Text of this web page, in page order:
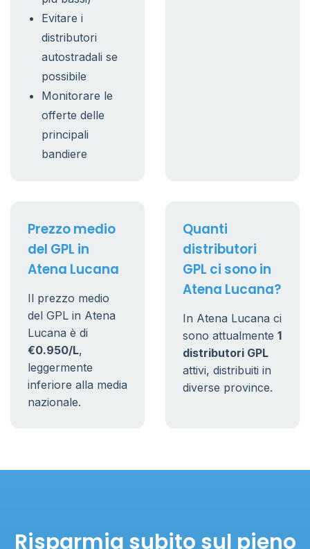
Evitare i
distributori
autostradali se
possibile
Monitorare le
offerte delle
principali
bandiere
Prezzo medio
del GPL in
Atena Lucana
Il prezzo medio
del GPL in Atena
Lucana è di
€0.950/L,
leggermente
inferiore alla media
nazionale.
Quanti
distributori
GPL ci sono in
Atena Lucana?
In Atena Lucana ci
sono attualmente 1
distributori GPL
attivi, distribuiti in
diverse province.
Risparmia subito sul pieno